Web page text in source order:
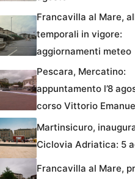
Francavilla al Mare,
temporali in vigore:
aggiornamenti meteo
Pescara, Mercatino:
appuntamento l’8
corso Vittorio
Martinsicuro,
Ciclovia Adriatica: 5
Francavilla al Mare,